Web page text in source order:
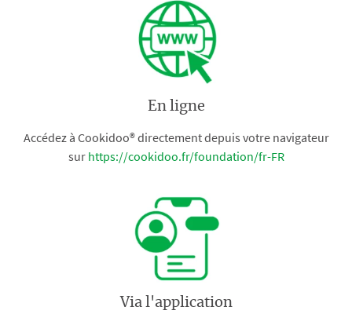
En ligne
Accédez à Cookidoo® directement depuis votre navigateur
sur https://cookidoo.fr/foundation/fr-FR
Via l'application